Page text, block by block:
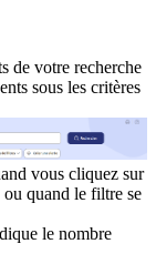
de votre recherche
sous les critères
vous cliquez sur
quand le filtre se
le nombre